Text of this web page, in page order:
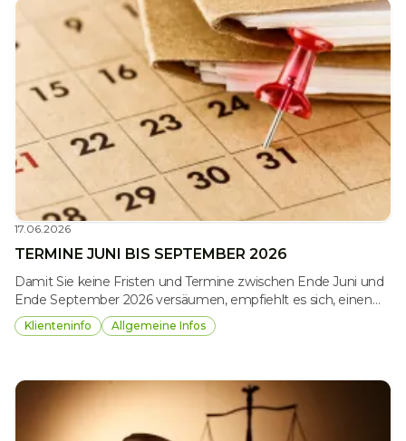
17.06.2026
TERMINE JUNI BIS SEPTEMBER 2026
Damit Sie keine Fristen und Termine zwischen Ende Juni und
Ende September 2026 versäumen, empfiehlt es sich, einen
Blick auf die folgende Übersicht zu werfen.
Klienteninfo Allgemeine Infos